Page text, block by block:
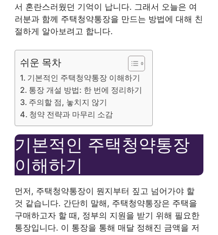
서 혼란스러웠던 기억이 납니다. 그래서 오늘은 여
러분과 함께 주택청약통장을 만드는 방법에 대해 친
절하게 알아보려고 합니다.
쉬운 목차
기본적인 주택청약통장 이해하기
통장 개설 방법: 한 번에 정리하기
주의할 점, 놓치지 않기
청약 전략과 마무리 소감
기본적인 주택청약통장
이해하기
먼저, 주택청약통장이 뭔지부터 짚고 넘어가야 할
것 같습니다. 간단히 말해, 주택청약통장은 주택을
구매하고자 할 때, 정부의 지원을 받기 위해 필요한
통장입니다. 이 통장을 통해 매달 정해진 금액을 저